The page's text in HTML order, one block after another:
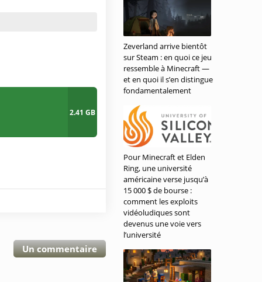
2.41 GB
Un commentaire
Zeverland arrive bientôt
sur Steam : en quoi ce jeu
ressemble à Minecraft —
et en quoi il s’en distingue
fondamentalement
Pour Minecraft et Elden
Ring, une université
américaine verse jusqu’à
15 000 $ de bourse :
comment les exploits
vidéoludiques sont
devenus une voie vers
l’université